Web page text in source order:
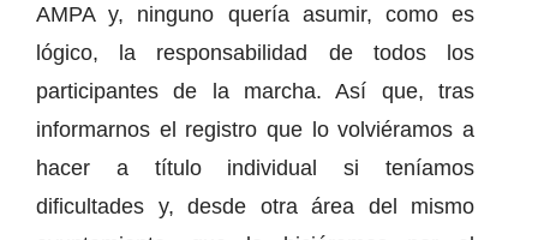
AMPA y, ninguno quería asumir, como es
lógico, la responsabilidad de todos los
participantes de la marcha. Así que, tras
informarnos el registro que lo volviéramos a
hacer a título individual si teníamos
dificultades y, desde otra área del mismo